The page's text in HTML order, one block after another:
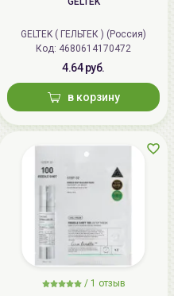
GELTEK ( ГЕЛЬТЕК ) (Россия)
Код: 4680614170472
4.64 руб.
в корзину
/ 1 отзыв